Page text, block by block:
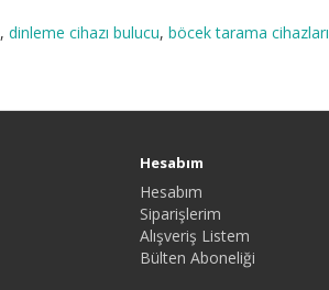
, dinleme cihazı bulucu, böcek tarama cihazları
Hesabım
Hesabım
Siparişlerim
Alışveriş Listem
Bülten Aboneliği